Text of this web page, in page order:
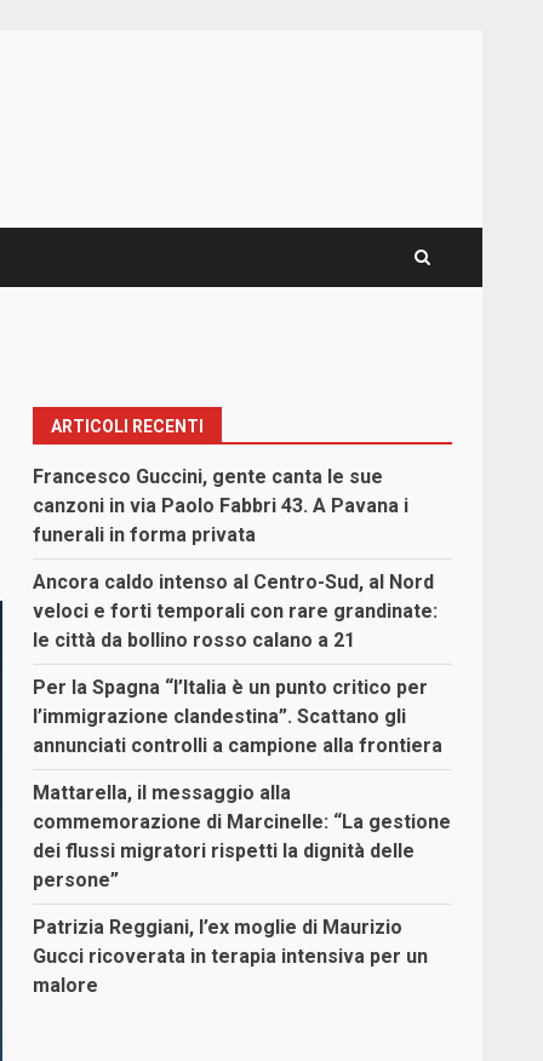
ARTICOLI RECENTI
Francesco Guccini, gente canta le sue
canzoni in via Paolo Fabbri 43. A Pavana i
funerali in forma privata
Ancora caldo intenso al Centro-Sud, al Nord
veloci e forti temporali con rare grandinate:
le città da bollino rosso calano a 21
Per la Spagna “l’Italia è un punto critico per
l’immigrazione clandestina”. Scattano gli
annunciati controlli a campione alla frontiera
Mattarella, il messaggio alla
commemorazione di Marcinelle: “La gestione
dei flussi migratori rispetti la dignità delle
persone”
Patrizia Reggiani, l’ex moglie di Maurizio
Gucci ricoverata in terapia intensiva per un
malore